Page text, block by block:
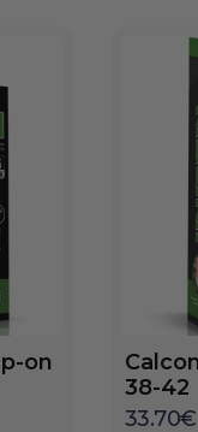
on
38-42
33.70€